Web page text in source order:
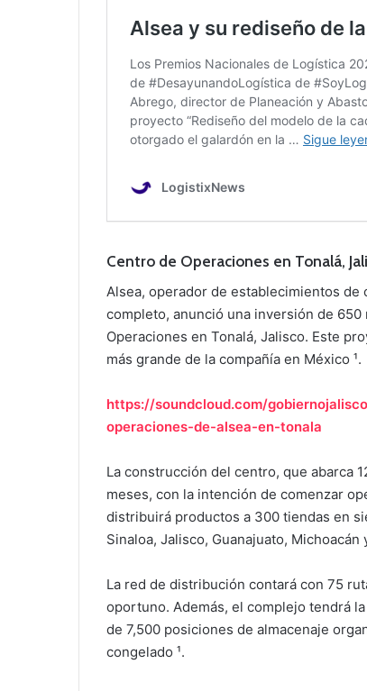
Centro de Operaciones en Tonalá,
Alsea, operador de establecimientos
completo, anunció una inversión de
Operaciones en Tonalá, Jalisco. Este
más grande de la compañía en México ¹.
https://soundcloud.com/
operaciones-de-alsea-en-tonala
La construcción del centro, que abarca
meses, con la intención de comenzar
distribuirá productos a 300 tiendas en
Sinaloa, Jalisco, Guanajuato, Michoacán
La red de distribución contará con 75
oportuno. Además, el complejo tendrá
de 7,500 posiciones de almacenaje
congelado ¹.